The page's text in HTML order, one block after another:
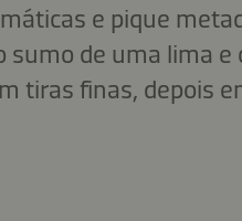
e pique
sumo de uma lima
tiras finas, depois